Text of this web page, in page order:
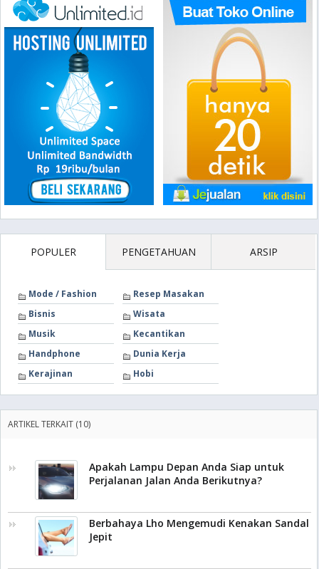
POPULER PENGETAHUAN ARSIP
Mode / Fashion
Resep Masakan
Bisnis
Wisata
Musik
Kecantikan
Handphone
Dunia Kerja
Kerajinan
Hobi
ARTIKEL TERKAIT (10)
Apakah Lampu Depan Anda Siap untuk
Perjalanan Jalan Anda Berikutnya?
Berbahaya Lho Mengemudi Kenakan Sandal
Jepit